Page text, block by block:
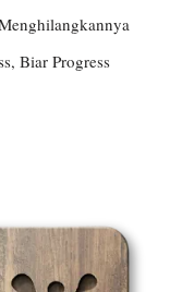
Biar Progress